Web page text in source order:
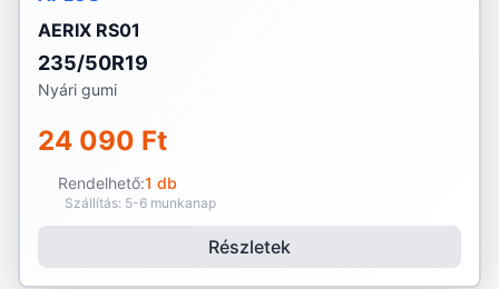
AERIX RS01
235/50R19
Nyári gumi
24 090 Ft
Rendelhető:1 db
Szállítás: 5-6 munkanap
Részletek